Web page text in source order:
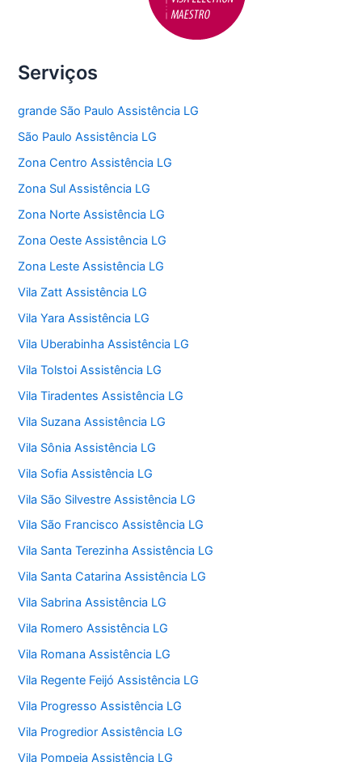
Serviços
grande São Paulo Assistência LG
São Paulo Assistência LG
Zona Centro Assistência LG
Zona Sul Assistência LG
Zona Norte Assistência LG
Zona Oeste Assistência LG
Zona Leste Assistência LG
Vila Zatt Assistência LG
Vila Yara Assistência LG
Vila Uberabinha Assistência LG
Vila Tolstoi Assistência LG
Vila Tiradentes Assistência LG
Vila Suzana Assistência LG
Vila Sônia Assistência LG
Vila Sofia Assistência LG
Vila São Silvestre Assistência LG
Vila São Francisco Assistência LG
Vila Santa Terezinha Assistência LG
Vila Santa Catarina Assistência LG
Vila Sabrina Assistência LG
Vila Romero Assistência LG
Vila Romana Assistência LG
Vila Regente Feijó Assistência LG
Vila Progresso Assistência LG
Vila Progredior Assistência LG
Vila Pompeia Assistência LG